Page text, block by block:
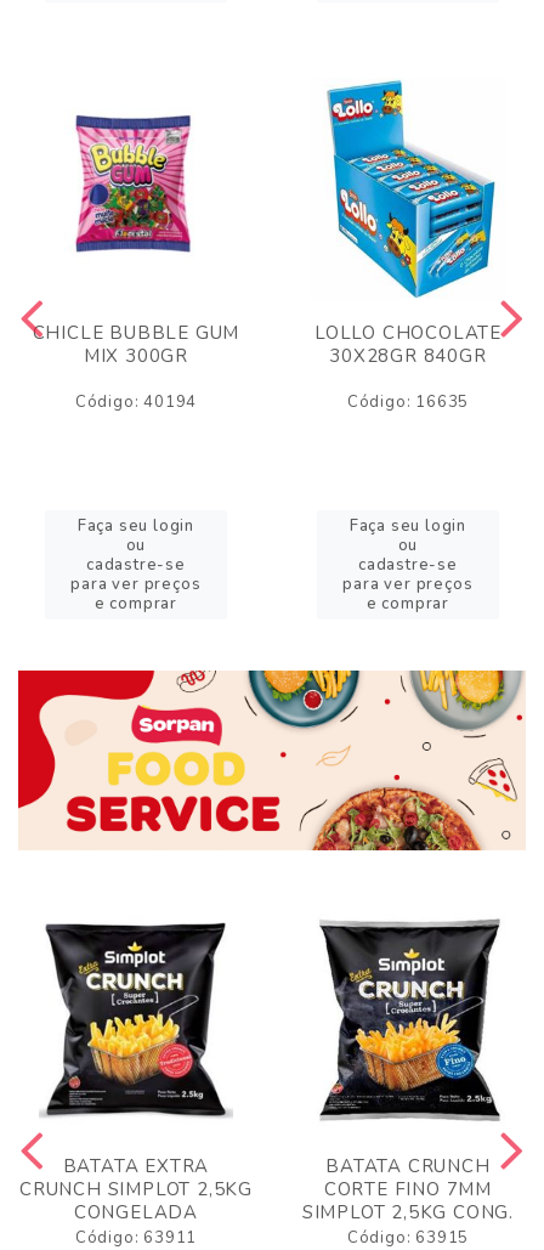
CHICLE BUBBLE GUM
MIX 300GR
Código: 40194
Faça seu login
ou
cadastre-se
para ver preços
e comprar
LOLLO CHOCOLATE
30X28GR 840GR
Código: 16635
Faça seu login
ou
cadastre-se
para ver preços
e comprar
BATATA EXTRA
CRUNCH SIMPLOT 2,5KG
CONGELADA
Código: 63911
BATATA CRUNCH
CORTE FINO 7MM
SIMPLOT 2,5KG CONG.
Código: 63915